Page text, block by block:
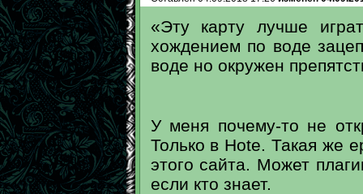
«Эту карту лучше
хождением по воде
воде но окружен
У меня почему-то не
Только в Hotе. Такая же
этого сайта. Может
если кто знает.